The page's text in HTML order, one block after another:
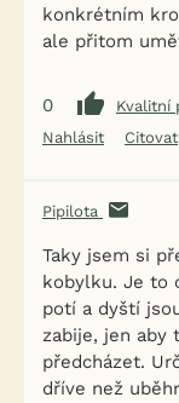
konkrétním
ale přitom
0
Kvalitní
Nahlásit
Citovat
Pipilota
Taky jsem si
kobylku. Je to
potí a dyští
zabije, jen aby
předcházet.
dříve než